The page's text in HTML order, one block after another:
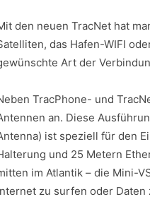
den neuen TracNet hat
das Hafen-WIFI
Art der
TracPhone- und
an. Diese
ist speziell für den
und 25 Metern
im Atlantik – die Mini-
zu surfen oder Daten